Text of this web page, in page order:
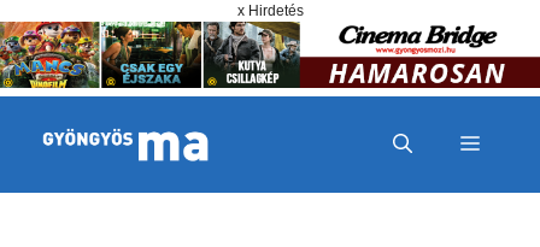
x Hirdetés
MENÜ